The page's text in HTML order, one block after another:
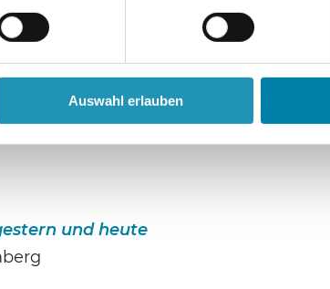
Auswahl erlauben
bis DON’T LOOK UP
Zeugen – Erfahrungsbericht
und heute